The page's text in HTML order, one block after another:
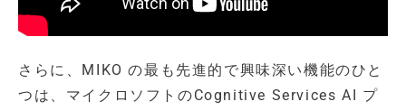
さらに、MIKO の最も先進的で興味深い機能のひと
つは、マイクロソフトのCognitive Services AI プ